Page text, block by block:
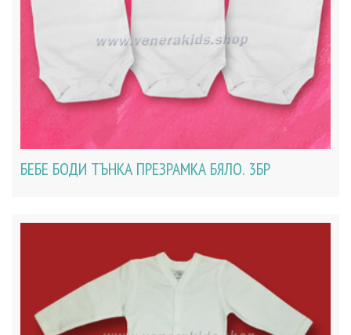
БЕБЕ БОДИ ТЪНКА ПРЕЗРАМКА БЯЛО. 3БР